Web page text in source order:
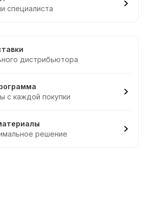
специалиста
дистрибьютора
с каждой покупки
решение